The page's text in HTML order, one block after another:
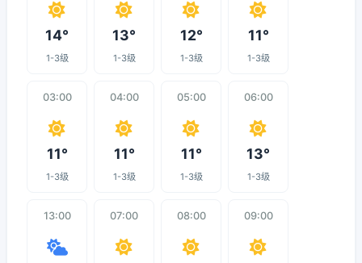
14°
1-3级
13°
1-3级
12°
1-3级
11°
1-3级
03:00
11°
1-3级
04:00
11°
1-3级
05:00
11°
1-3级
06:00
13°
1-3级
13:00 07:00 08:00 09:00